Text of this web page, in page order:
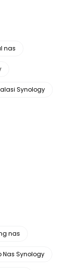
nas
Synology
nas
Nas Synology